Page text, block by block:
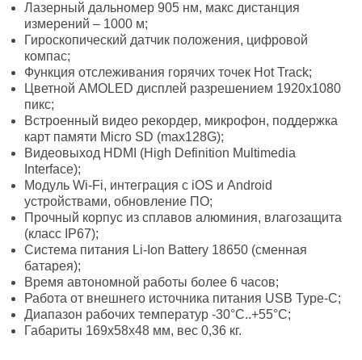
Лазерный дальномер 905 нм, макс дистанция
измерений – 1000 м;
Гироскопический датчик положения, цифровой
компас;
Функция отслеживания горячих точек Hot Track;
Цветной AMOLED дисплей разрешением 1920х1080
пикс;
Встроенный видео рекордер, микрофон, поддержка
карт памяти Micro SD (max128G);
Видеовыход HDMI (High Definition Multimedia
Interface);
Модуль Wi-Fi, интеграция с iOS и Android
устройствами, обновление ПО;
Прочный корпус из сплавов алюминия, влагозащита
(класс IP67);
Система питания Li-Ion Battery 18650 (сменная
батарея);
Время автономной работы более 6 часов;
Работа от внешнего источника питания USB Type-C;
Диапазон рабочих температур -30°C..+55°С;
Габариты 169x58x48 мм, вес 0,36 кг.